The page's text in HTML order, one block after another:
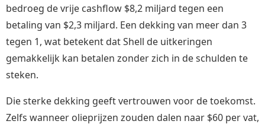
bedroeg de vrije cashflow $8,2 miljard tegen een
betaling van $2,3 miljard. Een dekking van meer dan 3
tegen 1, wat betekent dat Shell de uitkeringen
gemakkelijk kan betalen zonder zich in de schulden te
steken.
Die sterke dekking geeft vertrouwen voor de toekomst.
Zelfs wanneer olieprijzen zouden dalen naar $60 per vat,